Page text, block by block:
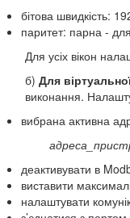
бітова швидкість:
паритет: парна -
Для усіх вікон
б)Для
виконання.
вибрана активна
деактивувати в
виставити
налаштувати